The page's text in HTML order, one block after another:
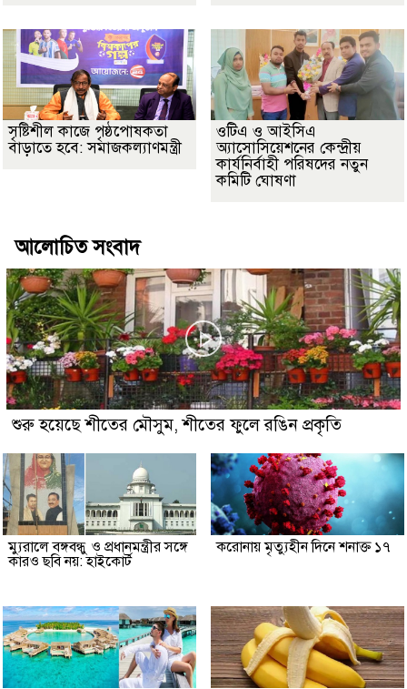
সৃষ্টিশীল কাজে পৃষ্ঠপোষকতা
বাড়াতে হবে: সমাজকল্যাণমন্ত্রী
ওটিএ ও আইসিএ
অ্যাসোসিয়েশনের কেন্দ্রীয়
কার্যনির্বাহী পরিষদের নতুন
কমিটি ঘোষণা
আলোচিত সংবাদ
শুরু হয়েছে শীতের মৌসুম, শীতের ফুলে রঙিন প্রকৃতি
ম্যুরালে বঙ্গবন্ধু ও প্রধানমন্ত্রীর সঙ্গে
কারও ছবি নয়: হাইকোর্ট
করোনায় মৃত্যুহীন দিনে শনাক্ত ১৭